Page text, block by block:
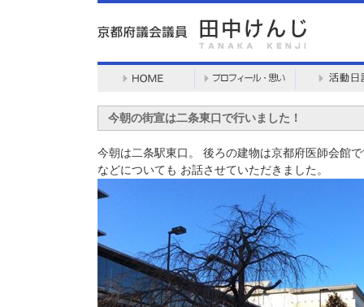
今朝の街宣は二条東口で行いました！
今朝は二条駅東口。 後ろの建物は京都府医師会館
などについても お話させていただきました。